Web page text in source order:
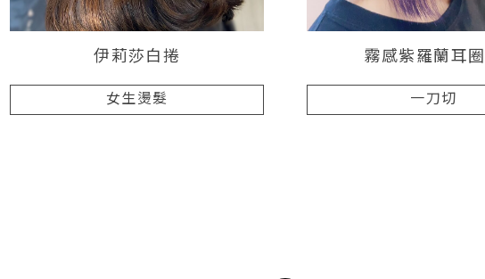
伊莉莎白捲
女生燙髮
霧感紫羅蘭耳
一刀切